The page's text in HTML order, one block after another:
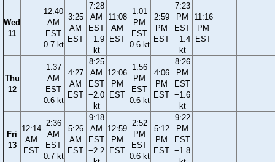
Wed
11
12:40
AM
EST
0.7 kt
3:25
AM
EST
7:28
AM
EST
−1.9
kt
11:08
AM
EST
1:01
PM
EST
0.6 kt
2:59
PM
EST
7:23
PM
EST
−1.4
kt
11:16
PM
EST
Thu
12
1:37
AM
EST
0.6 kt
4:27
AM
EST
8:25
AM
EST
−2.0
kt
12:06
PM
EST
1:56
PM
EST
0.6 kt
4:06
PM
EST
8:26
PM
EST
−1.6
kt
Fri
13
12:14
AM
EST
2:36
AM
EST
0.7 kt
5:26
AM
EST
9:18
AM
EST
−2.2
12:59
PM
EST
2:52
PM
EST
0.6 kt
5:12
PM
EST
9:22
PM
EST
−1.8